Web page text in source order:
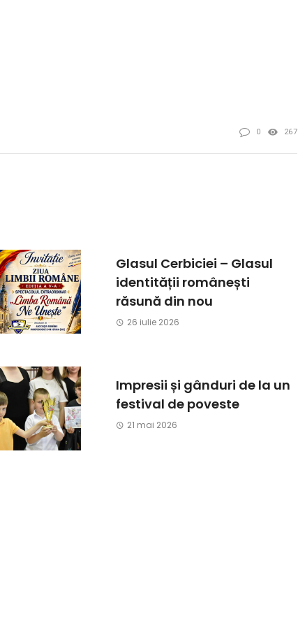
0 267
Glasul Cerbiciei – Glasul
identității românești
răsună din nou
26 iulie 2026
Impresii și gânduri de la un
festival de poveste
21 mai 2026